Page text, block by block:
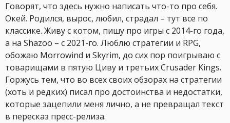
Говорят, что здесь нужно написать что-то про себя.
Окей. Родился, вырос, любил, страдал – тут все по
классике. Живу с котом, пишу про игры с 2014-го года,
а на Shazoo – с 2021-го. Люблю стратегии и RPG,
обожаю Morrowind и Skyrim, до сих пор поигрываю с
товарищами в пятую Циву и третьих Crusader Kings.
Горжусь тем, что во всех своих обзорах на стратегии
(хоть и редких) писал про достоинства и недостатки,
которые зацепили меня лично, а не превращал текст
в пересказ пресс-релиза.